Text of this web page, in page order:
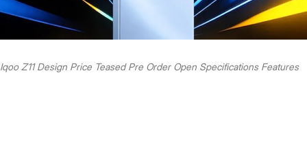
Iqoo Z11 Design Price Teased Pre Order Open Specifications Features